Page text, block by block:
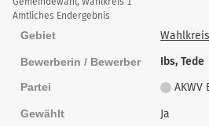
gewählte
Bewerberinnen
Bewerber
Amtliches Endergebnis
Gebiet
Bewerberin / Bewerber Ibs, Tede
Partei AKWV
Gewählt Ja